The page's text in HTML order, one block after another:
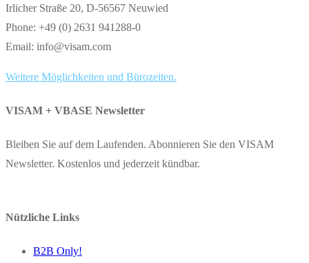
Irlicher Straße 20, D-56567 Neuwied
Phone: +49 (0) 2631 941288-0
Email: info@visam.com
Weitere Möglichkeiten und Bürozeiten.
VISAM + VBASE Newsletter
Bleiben Sie auf dem Laufenden. Abonnieren Sie den VISAM
Newsletter. Kostenlos und jederzeit kündbar.
Nützliche Links
B2B Only!